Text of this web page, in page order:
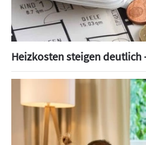
Heizkosten steigen deutlich